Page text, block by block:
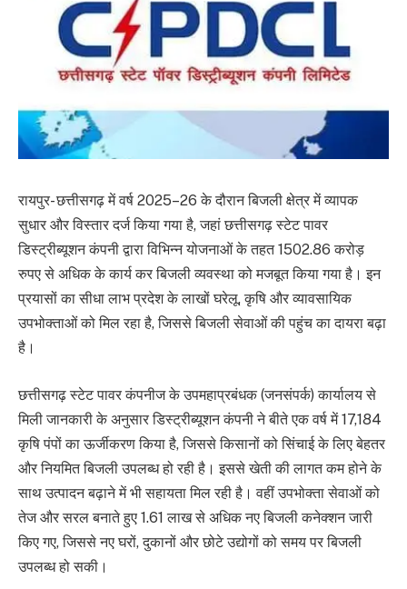
रायपुर- छत्तीसगढ़ में वर्ष 2025–26 के दौरान बिजली क्षेत्र में व्यापक
सुधार और विस्तार दर्ज किया गया है, जहां छत्तीसगढ़ स्टेट पावर
डिस्ट्रीब्यूशन कंपनी द्वारा विभिन्न योजनाओं के तहत 1502.86 करोड़
रुपए से अधिक के कार्य कर बिजली व्यवस्था को मजबूत किया गया है। इन
प्रयासों का सीधा लाभ प्रदेश के लाखों घरेलू, कृषि और व्यावसायिक
उपभोक्ताओं को मिल रहा है, जिससे बिजली सेवाओं की पहुंच का दायरा बढ़ा
है।
छत्तीसगढ़ स्टेट पावर कंपनीज के उपमहाप्रबंधक (जनसंपर्क) कार्यालय से
मिली जानकारी के अनुसार डिस्ट्रीब्यूशन कंपनी ने बीते एक वर्ष में 17,184
कृषि पंपों का ऊर्जीकरण किया है, जिससे किसानों को सिंचाई के लिए बेहतर
और नियमित बिजली उपलब्ध हो रही है। इससे खेती की लागत कम होने के
साथ उत्पादन बढ़ाने में भी सहायता मिल रही है। वहीं उपभोक्ता सेवाओं को
तेज और सरल बनाते हुए 1.61 लाख से अधिक नए बिजली कनेक्शन जारी
किए गए, जिससे नए घरों, दुकानों और छोटे उद्योगों को समय पर बिजली
उपलब्ध हो सकी।